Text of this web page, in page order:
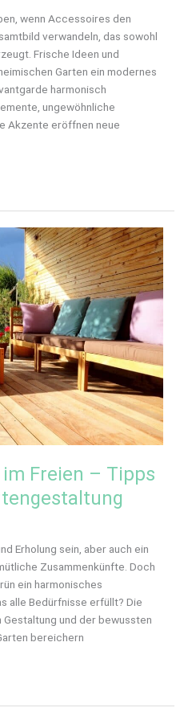
wenn Accessoires den
verwandeln, das sowohl
Frische Ideen und
Garten ein modernes
harmonisch
ungewöhnliche
Akzente eröffnen neue
Freien – Tipps
Erholung sein, aber auch ein
Zusammenkünfte. Doch
ein harmonisches
alle Bedürfnisse erfüllt? Die
und der bewussten
bereichern